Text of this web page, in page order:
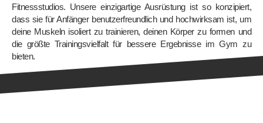
Fitnessstudios. Unsere einzigartige Ausrüstung ist so konzipiert,
dass sie für Anfänger benutzerfreundlich und hochwirksam ist, um
deine Muskeln isoliert zu trainieren, deinen Körper zu formen und
die größte Trainingsvielfalt für bessere Ergebnisse im Gym zu
bieten.